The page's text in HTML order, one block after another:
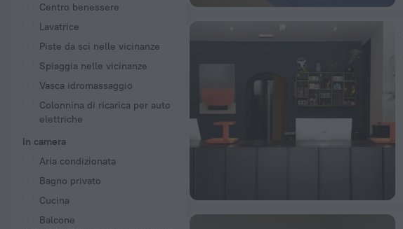
Centro benessere
Lavatrice
Piste da sci nelle vicinanze
Spiaggia nelle vicinanze
Vasca idromassaggio
Colonnina di ricarica per auto
elettriche
In camera
Aria condizionata
Bagno privato
Cucina
Balcone